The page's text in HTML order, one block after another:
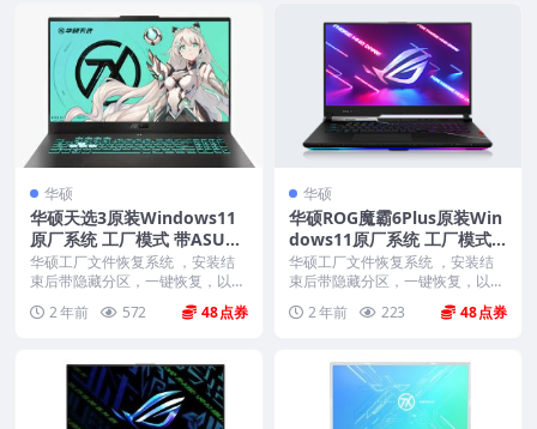
华硕
华硕天选3原装Windows11
原厂系统 工厂模式 带ASUS
Recovery恢复功能
华硕工厂文件恢复系统 ，安装结
束后带隐藏分区，一键恢复，以及
2 年前 572 48
华硕
华硕ROG魔霸6Plus原装Win
dows11原厂系统 工厂模式
带ASUS Recovery恢复功能
华硕工厂文件恢复系统 ，安装结
束后带隐藏分区，一键恢复，以及
2 年前 223 48